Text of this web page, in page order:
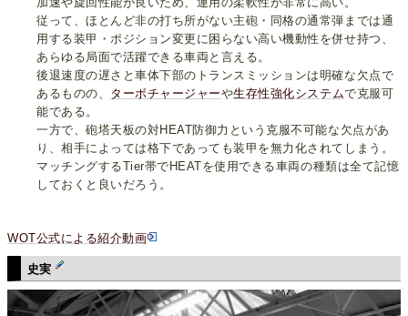
従って、ほとんど非の打ち所がない主砲・同格の通常弾までは通
用する装甲・ポジション変更に困らない高い機動性を併せ持つ、
あらゆる局面で活躍できる車両と言える。
後退速度の遅さと車体下部のトランスミッションは明確な欠点で
あるものの、 ターボチャージャーや生存性強化システムで克服可
能である。
一方で、砲塔天板の対HEAT防御力という克服不可能な欠点があ
り、相手によっては格下であっても装甲を無力化されてしまう。
マッチングするTier帯でHEATを使用できる車両の種類は全て記憶
しておくと良いだろう。
WOT公式による紹介動画
史実